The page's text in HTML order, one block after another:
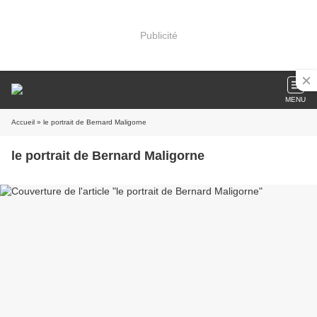
Publicité
MENU
Accueil » le portrait de Bernard Maligorne
le portrait de Bernard Maligorne